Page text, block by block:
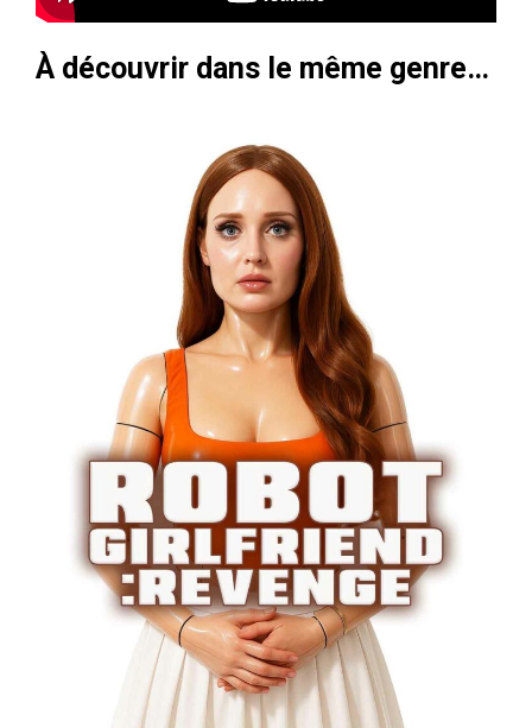
À découvrir dans le même genre…